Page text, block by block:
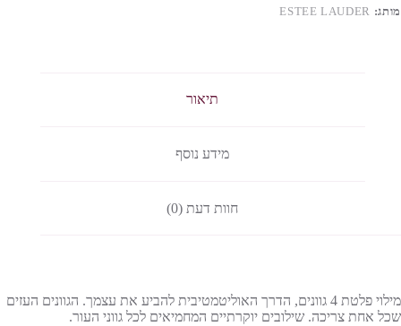
מותג: ESTEE LAUDER
תיאור
מידע נוסף
חוות דעת (0)
מילוי פלטת 4 גוונים, הדרך האוליטמטיבית להביע את עצמך. הגוונים העזים
שכל אחת צריכה. שילובים יוקרתיים המחמיאים לכל גווני העור.